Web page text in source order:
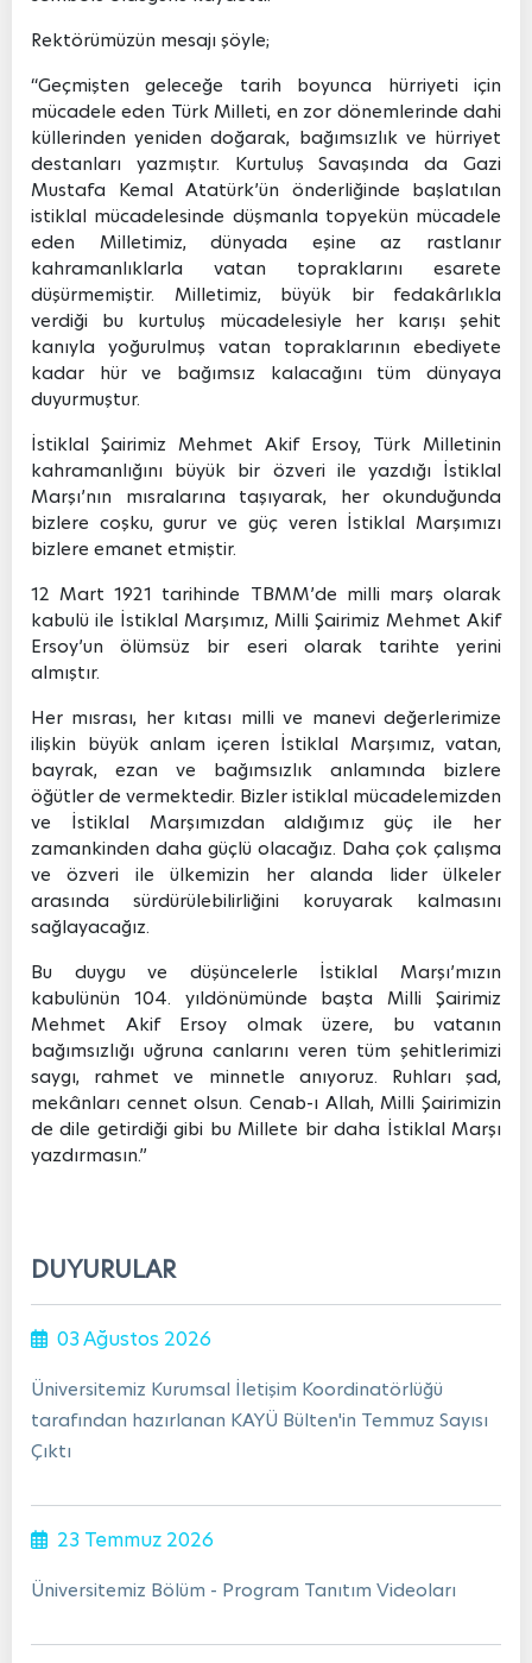
DUYURULAR
03 Ağustos 2026
Üniversitemiz Kurumsal İletişim Koordinatörlüğü
tarafından hazırlanan KAYÜ Bülten'in Temmuz Sayısı
Çıktı
23 Temmuz 2026
Üniversitemiz Bölüm - Program Tanıtım Videoları
Rektörümüzün mesajı şöyle;
“Geçmişten geleceğe tarih boyunca hürriyeti için
mücadele eden Türk Milleti, en zor dönemlerinde dahi
küllerinden yeniden doğarak, bağımsızlık ve hürriyet
destanları yazmıştır. Kurtuluş Savaşında da Gazi
Mustafa Kemal Atatürk’ün önderliğinde başlatılan
istiklal mücadelesinde düşmanla topyekün mücadele
eden Milletimiz, dünyada eşine az rastlanır
kahramanlıklarla vatan topraklarını esarete
düşürmemiştir. Milletimiz, büyük bir fedakârlıkla
verdiği bu kurtuluş mücadelesiyle her karışı şehit
kanıyla yoğurulmuş vatan topraklarının ebediyete
kadar hür ve bağımsız kalacağını tüm dünyaya
duyurmuştur.
İstiklal Şairimiz Mehmet Akif Ersoy, Türk Milletinin
kahramanlığını büyük bir özveri ile yazdığı İstiklal
Marşı’nın mısralarına taşıyarak, her okunduğunda
bizlere coşku, gurur ve güç veren İstiklal Marşımızı
bizlere emanet etmiştir.
12 Mart 1921 tarihinde TBMM’de milli marş olarak
kabulü ile İstiklal Marşımız, Milli Şairimiz Mehmet Akif
Ersoy’un ölümsüz bir eseri olarak tarihte yerini
almıştır.
Her mısrası, her kıtası milli ve manevi değerlerimize
ilişkin büyük anlam içeren İstiklal Marşımız, vatan,
bayrak, ezan ve bağımsızlık anlamında bizlere
öğütler de vermektedir. Bizler istiklal mücadelemizden
ve İstiklal Marşımızdan aldığımız güç ile her
zamankinden daha güçlü olacağız. Daha çok çalışma
ve özveri ile ülkemizin her alanda lider ülkeler
arasında sürdürülebilirliğini koruyarak kalmasını
sağlayacağız.
Bu duygu ve düşüncelerle İstiklal Marşı’mızın
kabulünün 104. yıldönümünde başta Milli Şairimiz
Mehmet Akif Ersoy olmak üzere, bu vatanın
bağımsızlığı uğruna canlarını veren tüm şehitlerimizi
saygı, rahmet ve minnetle anıyoruz. Ruhları şad,
mekânları cennet olsun. Cenab-ı Allah, Milli Şairimizin
de dile getirdiği gibi bu Millete bir daha İstiklal Marşı
yazdırmasın.”